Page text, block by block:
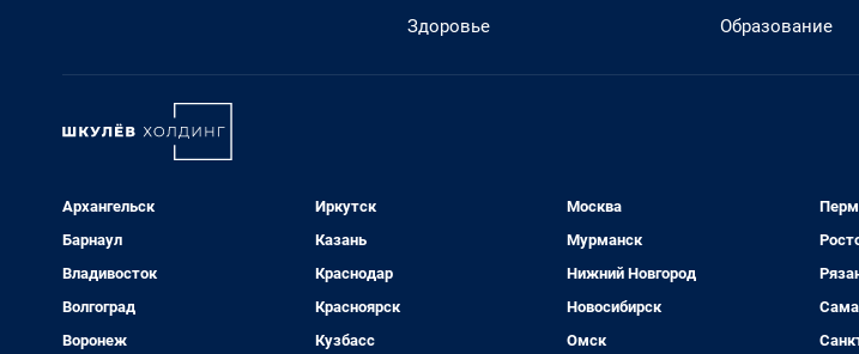
Здоровье
Образование
Архангельск
Барнаул
Владивосток
Волгоград
Воронеж
Иркутск
Казань
Краснодар
Красноярск
Кузбасс
Москва
Мурманск
Нижний Новгород
Новосибирск
Омск